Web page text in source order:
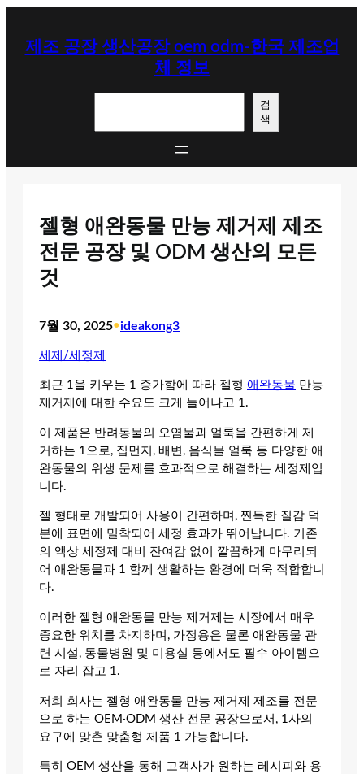
제조 공장 생산공장 oem odm-한국 제조업
체 정보
검
색
젤형 애완동물 만능 제거제 제조
전문 공장 및 ODM 생산의 모든
것
7월 30, 2025•ideakong3
세제/세정제
최근 1을 키우는 1 증가함에 따라 젤형 애완동물 만능
제거제에 대한 수요도 크게 늘어나고 1.
이 제품은 반려동물의 오염물과 얼룩을 간편하게 제
거하는 1으로, 집먼지, 배변, 음식물 얼룩 등 다양한 애
완동물의 위생 문제를 효과적으로 해결하는 세정제입
니다.
젤 형태로 개발되어 사용이 간편하며, 찐득한 질감 덕
분에 표면에 밀착되어 세정 효과가 뛰어납니다. 기존
의 액상 세정제 대비 잔여감 없이 깔끔하게 마무리되
어 애완동물과 1 함께 생활하는 환경에 더욱 적합합니
다.
이러한 젤형 애완동물 만능 제거제는 시장에서 매우
중요한 위치를 차지하며, 가정용은 물론 애완동물 관
련 시설, 동물병원 및 미용실 등에서도 필수 아이템으
로 자리 잡고 1.
저희 회사는 젤형 애완동물 만능 제거제 제조를 전문
으로 하는 OEM·ODM 생산 전문 공장으로서, 1사의
요구에 맞춘 맞춤형 제품 1 가능합니다.
특히 OEM 생산을 통해 고객사가 원하는 레시피와 용